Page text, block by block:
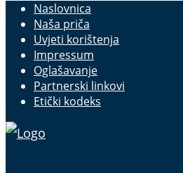
Naslovnica
Naša priča
Uvjeti korištenja
Impressum
Oglašavanje
Partnerski linkovi
Etički kodeks